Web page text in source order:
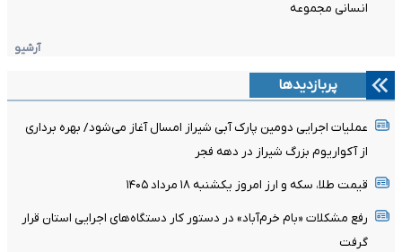
انسانی مجموعه
آرشیو
پربازدیدها
عملیات اجرایی دومین پارک آبی شیراز امسال آغاز می‌شود/ بهره برداری
از آکواریوم بزرگ شیراز در دهه فجر
قیمت طلا، سکه و ارز امروز یکشنبه ۱۸ مرداد ۱۴۰۵
رفع مشکلات «بام خرم‌آباد» در دستور کار دستگاه‌های اجرایی استان قرار
گرفت